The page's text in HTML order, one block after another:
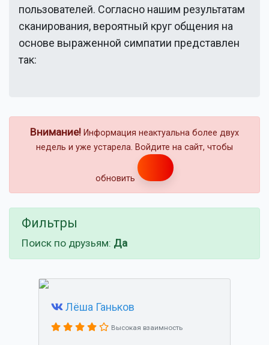
пользователей. Согласно нашим результатам
сканирования, вероятный круг общения на
основе выраженной симпатии представлен
так:
Внимание! Информация неактуальна более двух
недель и уже устарела. Войдите на сайт, чтобы
обновить
Фильтры
Поиск по друзьям: Да
Лёша Ганьков
Высокая взаимность